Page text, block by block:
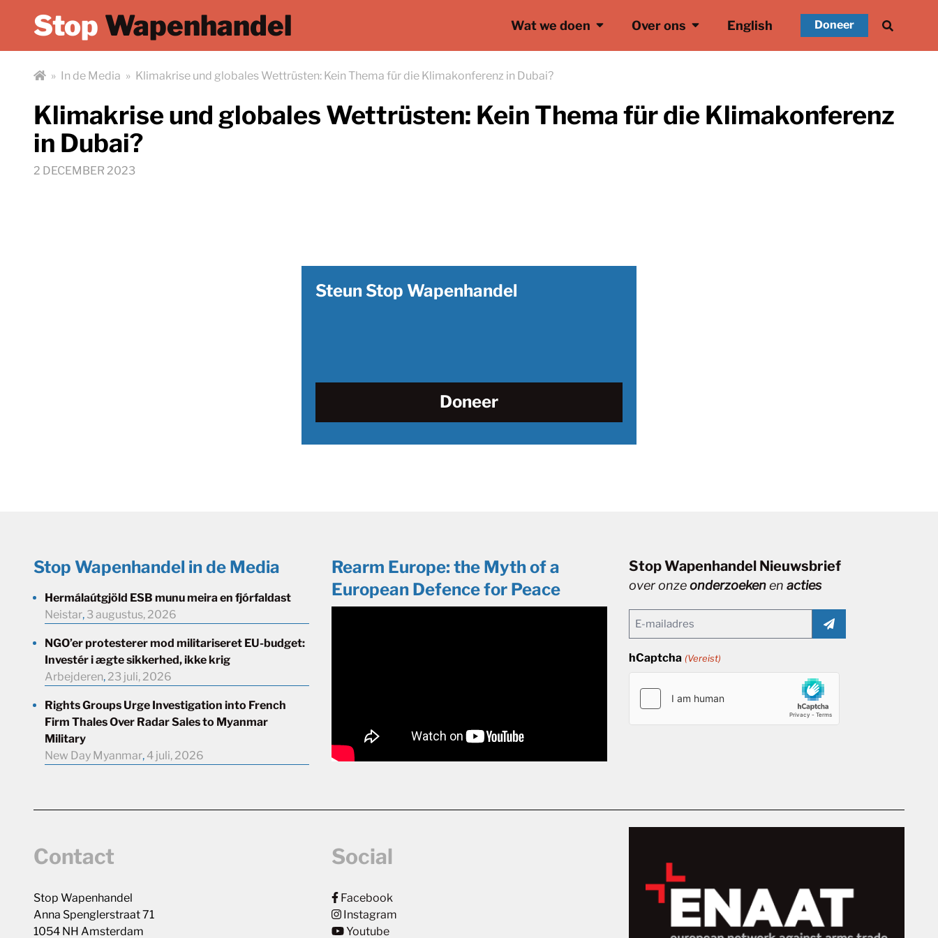
Stop Wapenhandel Wat we doen Over ons English Doneer
» In de Media » Klimakrise und globales Wettrüsten: Kein Thema für die Klimakonferenz in Dubai?
Klimakrise und globales Wettrüsten: Kein Thema für die Klimakonferenz
in Dubai?
2 DECEMBER 2023
Steun Stop Wapenhandel
Doneer
Stop Wapenhandel in de Media
Hermálaútgjöld ESB munu meira en fjórfaldast
Neistar, 3 augustus, 2026
NGO’er protesterer mod militariseret EU-budget:
Investér i ægte sikkerhed, ikke krig
Arbejderen, 23 juli, 2026
Rights Groups Urge Investigation into French
Firm Thales Over Radar Sales to Myanmar
Military
New Day Myanmar, 4 juli, 2026
Rearm Europe: the Myth of a
European Defence for Peace
Stop Wapenhandel Nieuwsbrief
over onzeonderzoekenenacties
Email
hCaptcha (Vereist)
Contact
Stop Wapenhandel
Anna Spenglerstraat 71
1054 NH Amsterdam
Social
Facebook
Instagram
Youtube